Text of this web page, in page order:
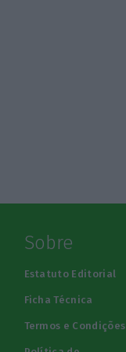
Sobre
Estatuto Editorial
Ficha Técnica
Termos e Condições